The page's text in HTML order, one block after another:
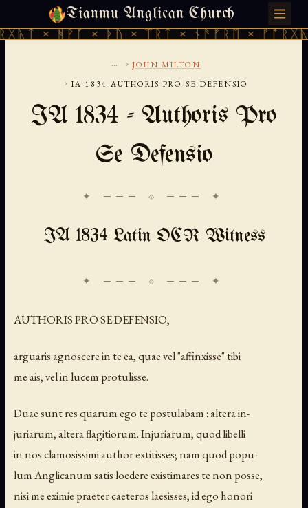
Tianmu Anglican Church
× ᚦᚢ × ᛠᚱᛏ × ᚾᚫᚠᚱᛖ × ᚠᚩᚱᚷᚣᛏ ×
SUNDAY, AUGUST 9, 2026 · 天火 · TIANMU.ORG
... › JOHN MILTON
› IA-1834-AUTHORIS-PRO-SE-DEFENSIO
IA 1834 - Authoris Pro
Se Defensio
✦ ─── ⟐ ─── ✦
IA 1834 Latin OCR Witness
AUTHORIS PRO SE DEFENSIO,
arguaris agnoscere in te ea, quae vel "affinxisse" tibi
me ais, vel in lucem protulisse.
Duae sunt res quarum ego te postulabam : altera in-
juriarum, altera flagitiorum. Injuriarum, quod libelli
in nos clamosissimi author extitisses; nam quod popu-
lum Anglicanum satis loedere existimares te non posse,
nisi me eximie praeter caeteros laesisses, id ego honori